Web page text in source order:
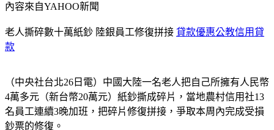
內容來自YAHOO新聞
老人撕碎數十萬紙鈔 陸銀員工修復拼接 貸款優惠公教信用貸
款
（中央社台北26日電）中國大陸一名老人把自己所擁有人民幣
4萬多元（新台幣20萬元）紙鈔撕成碎片，當地農村信用社13
名員工連續3晚加班，把碎片修復拼接，爭取本周內完成受損
鈔票的修復。